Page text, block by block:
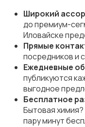
Сад и огород
Садовая мебель
Широкий
до премиум-
Иловайске
Прямые
посредников и
Ежедневные
публикуются
выгодное
Бесплатное
Бытовая
пару минут